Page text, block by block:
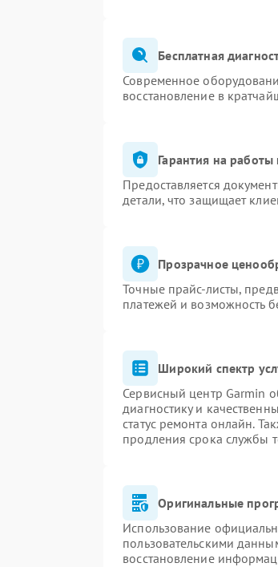
Бесплатная
Современное
восстановление в
Гарантия на работы
Предоставляется
детали, что защищает
Прозрачное
Точные прайс-листы,
платежей и возможность
Широкий спектр
Сервисный центр Garmin
диагностику и
статус ремонта онлайн.
продления срока службы
Оригинальные
Использование
пользовательскими
восстановление